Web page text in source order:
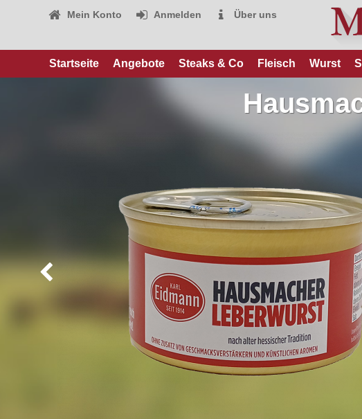
Mein Konto Anmelden Über uns
Startseite Angebote Steaks & Co Fleisch Wurst